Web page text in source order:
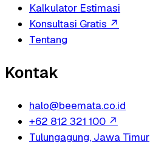
Kalkulator Estimasi
Konsultasi Gratis ↗
Tentang
Kontak
halo@beemata.co.id
+62 812 321 100 ↗
Tulungagung, Jawa Timur